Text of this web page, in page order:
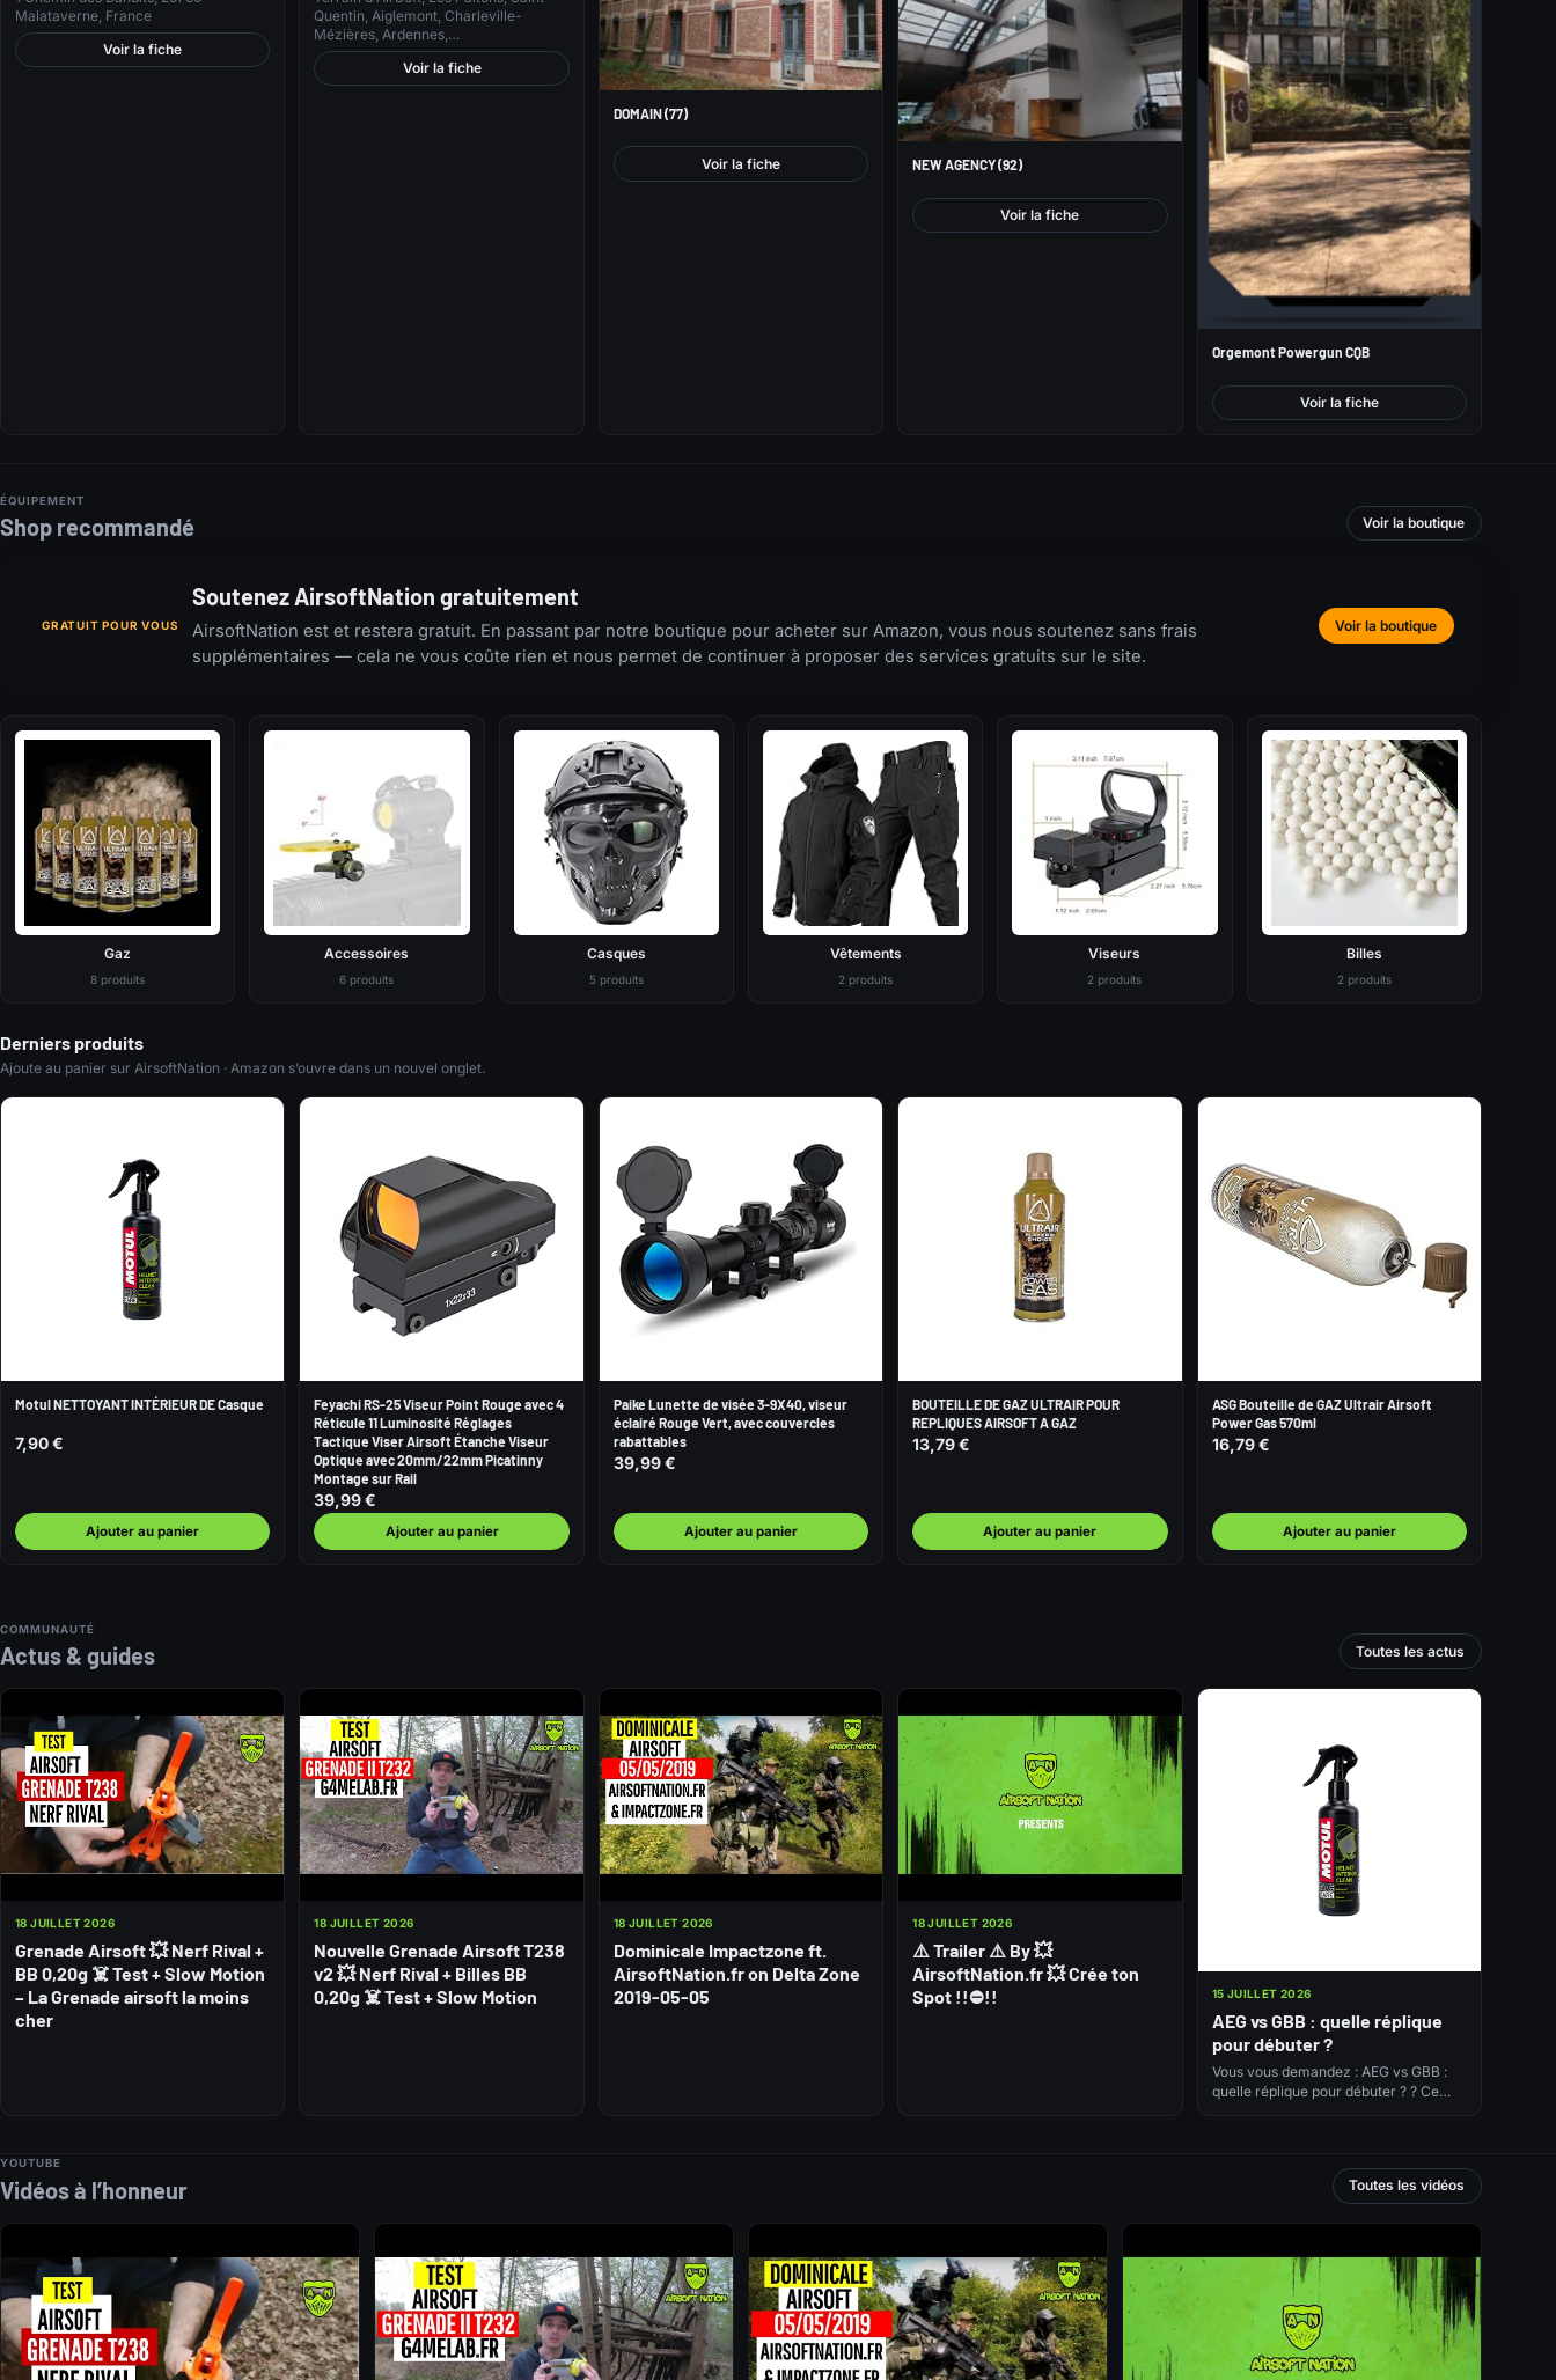
Malataverne, France
Voir la fiche
Quentin, Aiglemont, Charleville-
Mézières, Ardennes,…
Voir la fiche
DOMAIN (77)
Voir la fiche NEW AGENCY (92)
Voir la fiche
Orgemont Powergun CQB
Voir la fiche
ÉQUIPEMENT
Shop recommandé Voir la boutique
GRATUIT POUR VOUS
Soutenez AirsoftNation gratuitement
AirsoftNation est et restera gratuit. En passant par notre boutique pour acheter sur Amazon, vous nous soutenez sans frais
supplémentaires — cela ne vous coûte rien et nous permet de continuer à proposer des services gratuits sur le site.
Voir la boutique
Gaz
8 produits
Accessoires
6 produits
Casques
5 produits
Vêtements
2 produits
Viseurs
2 produits
Billes
2 produits
Derniers produits
Ajoute au panier sur AirsoftNation · Amazon s’ouvre dans un nouvel onglet.
Motul NETTOYANT INTÉRIEUR DE Casque
7,90 €
Ajouter au panier
Feyachi RS-25 Viseur Point Rouge avec 4
Réticule 11 Luminosité Réglages
Tactique Viser Airsoft Étanche Viseur
Optique avec 20mm/22mm Picatinny
Montage sur Rail
39,99 €
Ajouter au panier
Paike Lunette de visée 3-9X40, viseur
éclairé Rouge Vert, avec couvercles
rabattables
39,99 €
Ajouter au panier
BOUTEILLE DE GAZ ULTRAIR POUR
REPLIQUES AIRSOFT A GAZ
13,79 €
Ajouter au panier
ASG Bouteille de GAZ Ultrair Airsoft
Power Gas 570ml
16,79 €
Ajouter au panier
COMMUNAUTÉ
Actus & guides Toutes les actus
18 JUILLET 2026
Grenade Airsoft 💥 Nerf Rival +
BB 0,20g ☠️ Test + Slow Motion
– La Grenade airsoft la moins
cher
18 JUILLET 2026
Nouvelle Grenade Airsoft T238
v2 💥 Nerf Rival + Billes BB
0,20g ☠️ Test + Slow Motion
18 JUILLET 2026
Dominicale Impactzone ft.
AirsoftNation.fr on Delta Zone
2019-05-05
18 JUILLET 2026
⚠️ Trailer ⚠️ By 💥
AirsoftNation.fr 💥 Crée ton
Spot !!⛔!!
15 JUILLET 2026
AEG vs GBB : quelle réplique
pour débuter ?
Vous vous demandez : AEG vs GBB :
quelle réplique pour débuter ? ? Ce
YOUTUBE
Vidéos à l’honneur Toutes les vidéos